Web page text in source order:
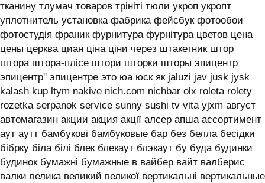
тканину тлумач товаров трініті тюли укроп укропт
уплотнитель установка фабрика фейсбук фотообои
фотостудія франик фурнитура фурнітура цветов цена
цены церква циан ціна ціни через штакетник штор
штора штора-плісе штори шторки шторы эпицентр
эпицентр'' эпицентре это юа юск як jaluzi jav jusk jysk
kalash kup ltym nakive nich.com nichbar olx roleta rolety
rozetka serpanok service sunny sushi tv vita yjxm август
автомагазин акции акция акції алсер апша ассортимент
аут аутт бамбукові бамбуковые бар без белла бесідки
бібрку біла білі блек блекаут блэкаут бу буда будинки
будинок бумажні бумажные в вайбер вайт валберис
валки велика великий великої вертикальні вертикальные